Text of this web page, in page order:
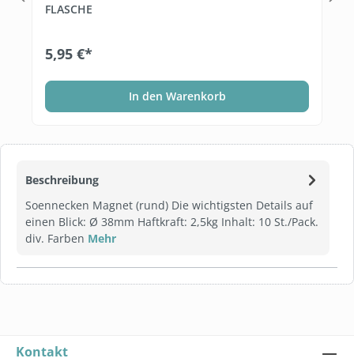
Beschreibung
Soennecken Magnet (rund) Die wichtigsten Details auf
einen Blick: Ø 38mm Haftkraft: 2,5kg Inhalt: 10 St./Pack.
div. Farben Mehr
FLASCHE
5,95 €*
In den Warenkorb
Kontakt